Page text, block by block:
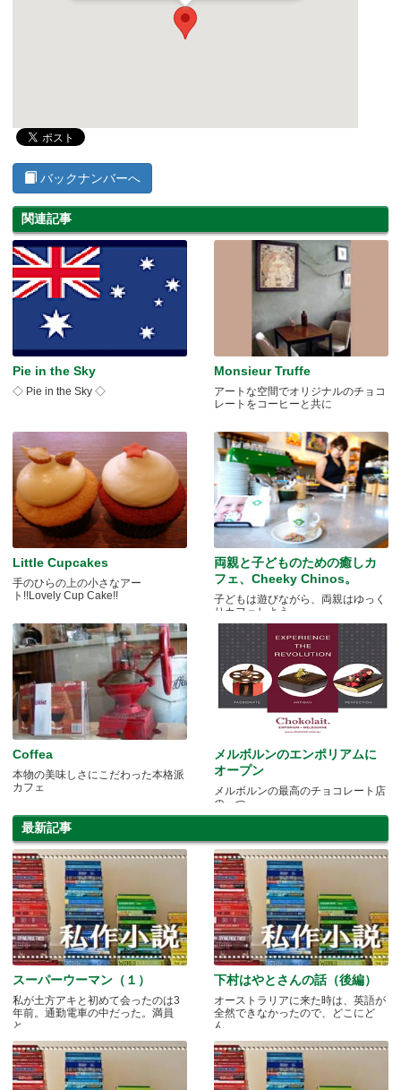
バックナンバーへ
関連記事
Pie in the Sky
◇ Pie in the Sky ◇
Monsieur Truffe
アートな空間でオリジナルのチョコ
レートをコーヒーと共に
Little Cupcakes
手のひらの上の小さなアー
ト!!Lovely Cup Cake!!
両親と子どものための癒しカ
フェ、Cheeky Chinos。
子どもは遊びながら、両親はゆっく
りカフェしよう。
Coffea
本物の美味しさにこだわった本格派
カフェ
メルボルンのエンポリアムに
オープン
メルボルンの最高のチョコレート店
の一つ
最新記事
スーパーウーマン（１）
私が土方アキと初めて会ったのは3
年前。通勤電車の中だった。満員
と.....
下村はやとさんの話（後編）
オーストラリアに来た時は、英語が
全然できなかったので、どこにど
ん.....